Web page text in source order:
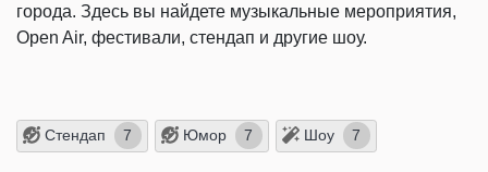
города. Здесь вы найдете музыкальные мероприятия,
Open Air, фестивали, стендап и другие шоу.
7
Стендап 7
Юмор 7
Шоу